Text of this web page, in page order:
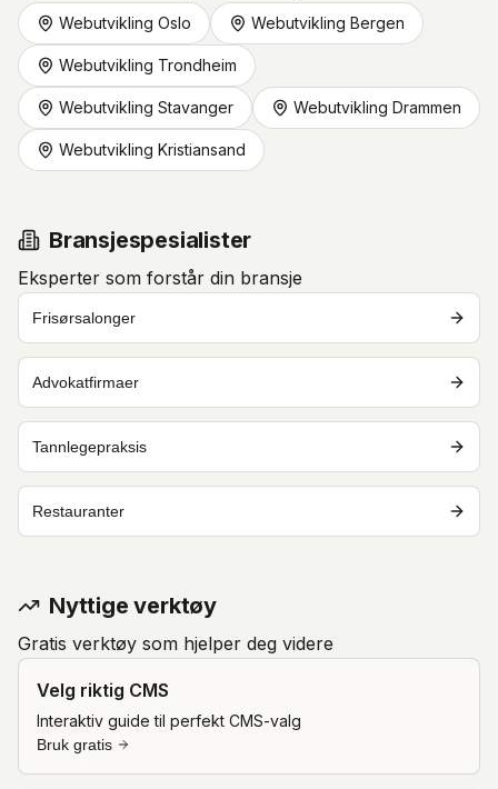
Webutvikling Oslo Webutvikling Bergen
Webutvikling Trondheim
Webutvikling Stavanger Webutvikling Drammen
Webutvikling Kristiansand
Bransjespesialister
Eksperter som forstår din bransje
Frisørsalonger
Advokatfirmaer
Tannlegepraksis
Restauranter
Nyttige verktøy
Gratis verktøy som hjelper deg videre
Velg riktig CMS
Interaktiv guide til perfekt CMS-valg
Bruk gratis